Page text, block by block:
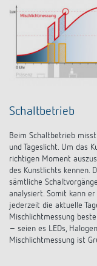
Schaltbetrieb
Beim Schaltbetrieb
und Tageslicht. Um das
richtigen Moment
des Kunstlichts kennen.
sämtliche
analysiert. Somit kann
jederzeit die aktuelle
Mischlichtmessung
– seien es LEDs,
Mischlichtmessung ist